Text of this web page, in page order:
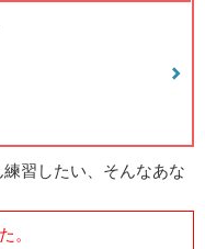
習したい、そんなあな
。